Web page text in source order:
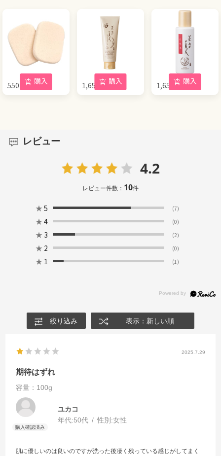
550円(税込)購入 1,650 円 (税込)
購入 1,650 円 (税込)
購入
レビュー
4.2
レビュー件数： 10件
★ 5 (7)
★ 4 (0)
★ 3 (2)
★ 2 (0)
★ 1 (1)
絞り込み 表示：新しい順
2025.7.29
期待はずれ
容量：100g
ユカコ
年代:50代 性別:女性
肌に優しいのは良いのですが洗った後凄く残っている感じがしてまく